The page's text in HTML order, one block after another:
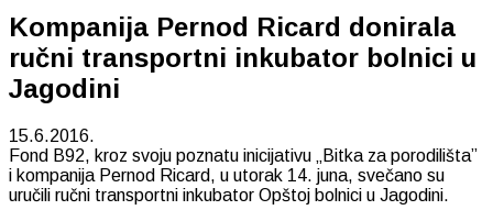
Kompanija Pernod Ricard donirala
ručni transportni inkubator bolnici u
Jagodini
15.6.2016.
Fond B92, kroz svoju poznatu inicijativu „Bitka za porodilišta”
i kompanija Pernod Ricard, u utorak 14. juna, svečano su
uručili ručni transportni inkubator Opštoj bolnici u Jagodini.